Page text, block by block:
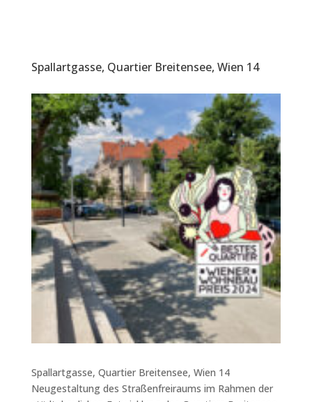
Spallartgasse, Quartier Breitensee, Wien 14
Spallartgasse, Quartier Breitensee, Wien 14
Neugestaltung des Straßenfreiraums im Rahmen der